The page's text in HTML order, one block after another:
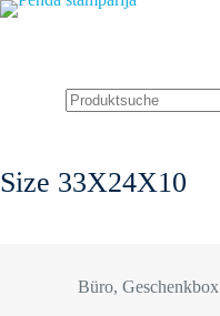
Zum
Size 33X24X10
Büro, Geschenkbox